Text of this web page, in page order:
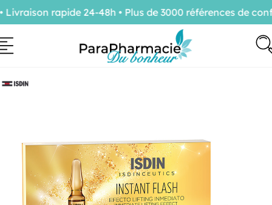
rapide 24-48h • Plus de 3000 références de